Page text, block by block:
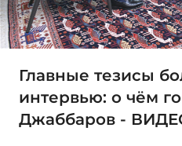
Главные тезисы
интервью: о чём
Джаббаров -